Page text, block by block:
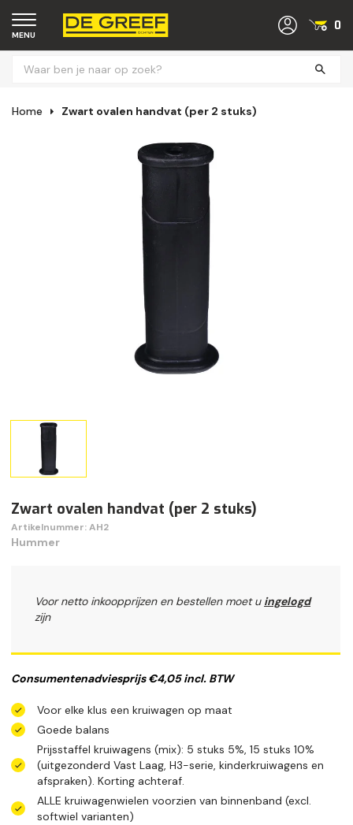
MENU
0
Home Zwart ovalen handvat (per 2 stuks)
Zwart ovalen handvat (per 2 stuks)
Artikelnummer: AH2
Hummer
Voor netto inkoopprijzen en bestellen moet u ingelogd
zijn
Consumentenadviesprijs €4,05 incl. BTW
Voor elke klus een kruiwagen op maat
Goede balans
Prijsstaffel kruiwagens (mix): 5 stuks 5%, 15 stuks 10%
(uitgezonderd Vast Laag, H3-serie, kinderkruiwagens en
afspraken). Korting achteraf.
ALLE kruiwagenwielen voorzien van binnenband (excl.
softwiel varianten)